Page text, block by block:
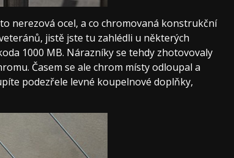
nerezová ocel, a co chromovaná konstrukční
jistě jste tu zahlédli u některých
1000 MB. Nárazníky se tehdy zhotovovaly
Časem se ale chrom místy odloupal a
podezřele levné koupelnové doplňky,